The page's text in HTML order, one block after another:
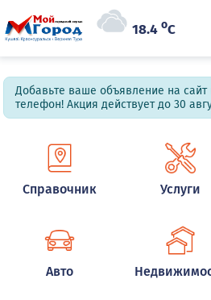
18.4oC
Добавьте ваше объявление на сайт
телефон! Акция действует до 30
Справочник Услуги
Авто